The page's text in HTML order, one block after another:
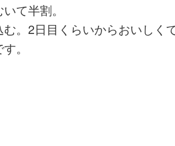
て半割。
。2日目くらいからおいしく
。